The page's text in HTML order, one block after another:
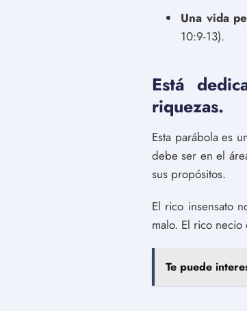
Una vida
10:9-13).
Está
riquezas.
Esta parábola es
debe ser en el
sus propósitos.
El rico insensato
malo. El rico
Te puede